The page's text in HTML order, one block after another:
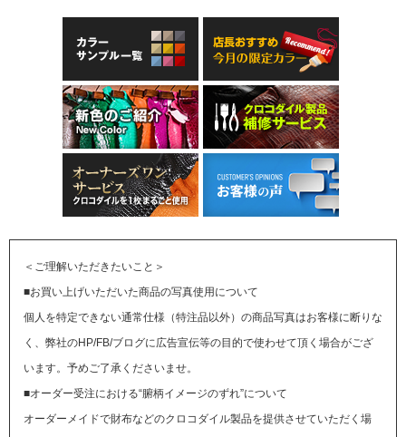
＜ご理解いただきたいこと＞
■お買い上げいただいた商品の写真使用について
個人を特定できない通常仕様（特注品以外）の商品写真はお客様に断りな
く、弊社のHP/FB/ブログに広告宣伝等の目的で使わせて頂く場合がござ
います。予めご了承くださいませ。
■オーダー受注における“腑柄イメージのずれ”について
オーダーメイドで財布などのクロコダイル製品を提供させていただく場